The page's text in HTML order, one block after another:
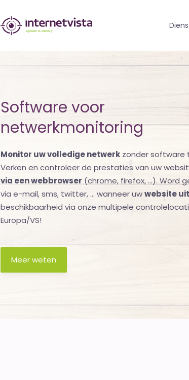
internetvista
van
websites
internetdiensten
-
Uptime
is
money
Software voor
netwerkmonitoring
Monitor uw volledige netwerk zonder software
Verken en controleer de prestaties van uw
via een webbrowser (chrome, firefox, ...). Word
via e-mail, sms, twitter, ... wanneer uwwebsite
beschikbaarheid via onze multipele
Europa/VS!
Meer weten